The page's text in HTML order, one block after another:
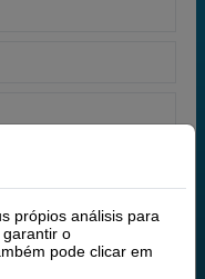
própios análisis para
o
pode clicar em